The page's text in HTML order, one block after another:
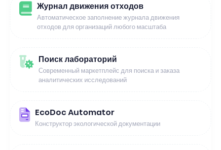
Журнал движения отходов
Автоматическое заполнение журнала движения
отходов для организаций любого масштаба
Поиск лабораторий
Современный маркетплейс для поиска и заказа
аналитических исследований
EcoDoc Automator
Конструктор экологической документации